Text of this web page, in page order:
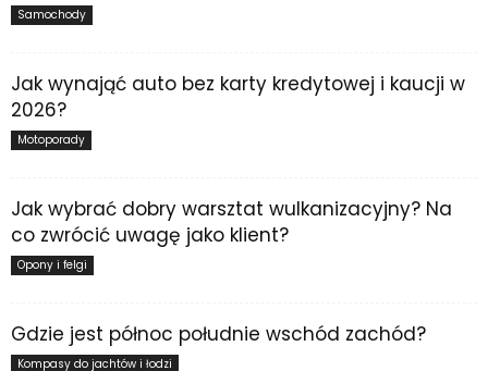
Samochody
Jak wynająć auto bez karty kredytowej i kaucji w
2026?
Motoporady
Jak wybrać dobry warsztat wulkanizacyjny? Na
co zwrócić uwagę jako klient?
Opony i felgi
Gdzie jest północ południe wschód zachód?
Kompasy do jachtów i łodzi